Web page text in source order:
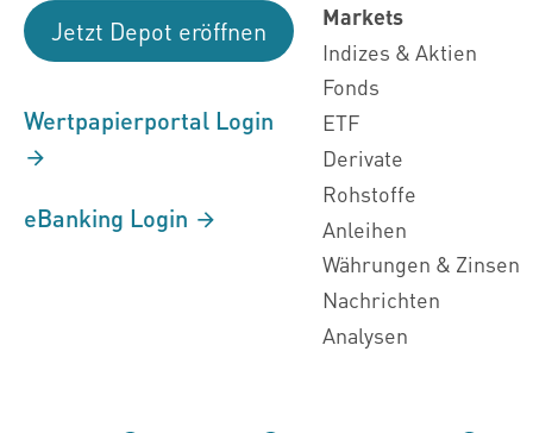
Jetzt Depot eröffnen
Wertpapierportal Login
eBanking Login
Markets
Indizes & Aktien
Fonds
ETF
Derivate
Rohstoffe
Anleihen
Währungen & Zinsen
Nachrichten
Analysen